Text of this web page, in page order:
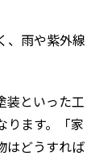
、雨や紫外線
装といった工
ります。「家
はどうすれば